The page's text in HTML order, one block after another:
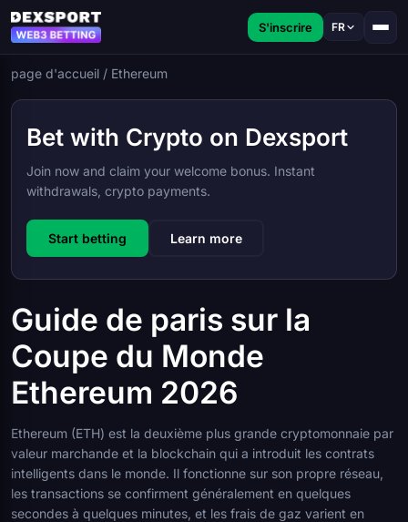
S'inscrire FR
page d'accueil / Ethereum
Bet with Crypto on Dexsport
Join now and claim your welcome bonus. Instant
withdrawals, crypto payments.
Start betting Learn more
Guide de paris sur la
Coupe du Monde
Ethereum 2026
Ethereum (ETH) est la deuxième plus grande cryptomonnaie par
valeur marchande et la blockchain qui a introduit les contrats
intelligents dans le monde. Il fonctionne sur son propre réseau,
les transactions se confirment généralement en quelques
secondes à quelques minutes, et les frais de gaz varient en